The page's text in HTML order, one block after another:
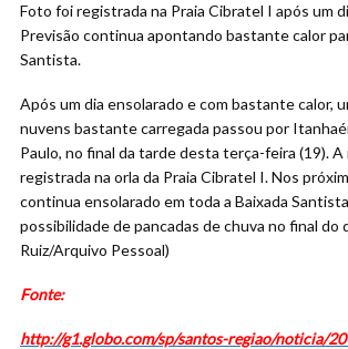
Foto foi registrada na Praia Cibratel I após um
Previsão continua apontando bastante calor
Santista.
Após um dia ensolarado e com bastante calor,
nuvens bastante carregada passou por
Paulo, no final da tarde desta terça-feira (19). A
registrada na orla da Praia Cibratel I. Nos
continua ensolarado em toda a Baixada
possibilidade de pancadas de chuva no final do
Ruiz/Arquivo Pessoal)
Fonte:
http://g1.globo.com/sp/santos-regiao/noticia/